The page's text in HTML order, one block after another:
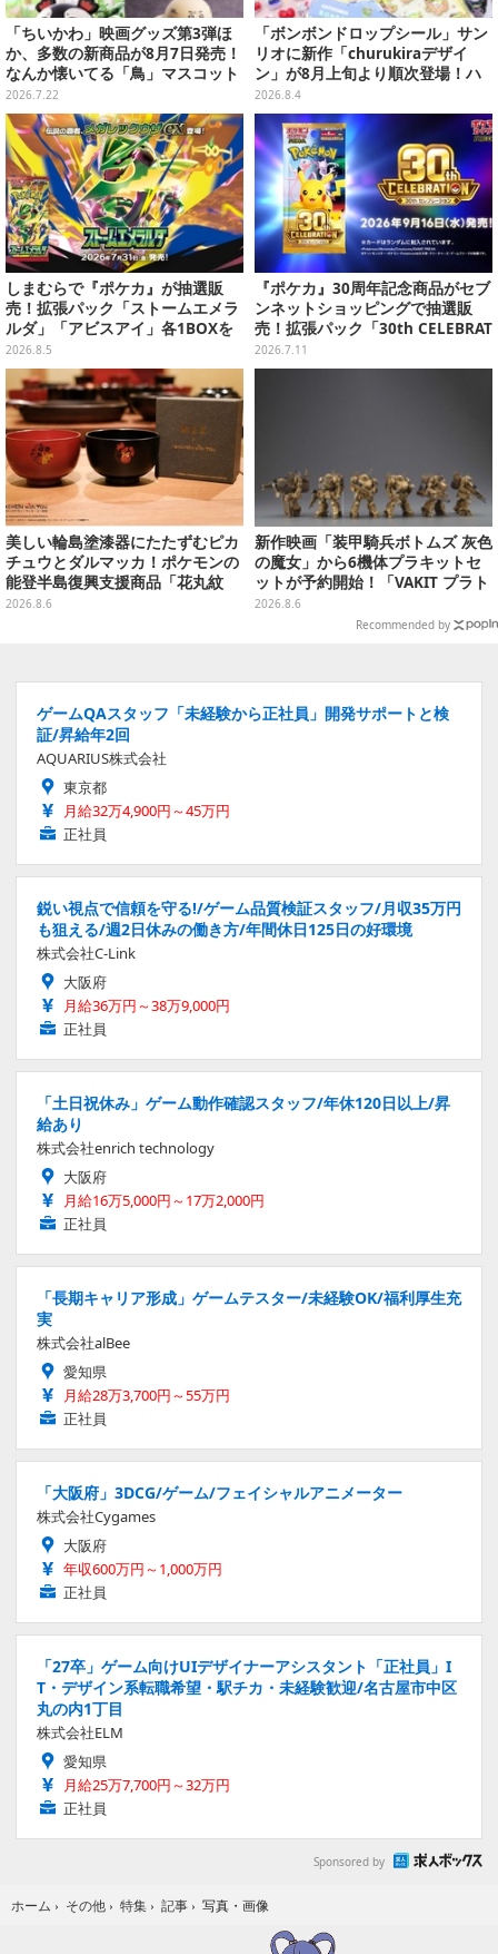
「ちいかわ」映画グッズ第3弾ほ
か、多数の新商品が8月7日発売！
なんか懐いてる「鳥」マスコット
や場面写アイテムなど必見のライ
ンナップ
2026.7.22
「ボンボンドロップシール」サン
リオに新作「churukiraデザイ
ン」が8月上旬より順次登場！ハ
ローキティ、はぴだんぶいなど全
8種類
2026.8.4
しまむらで『ポケカ』が抽選販
売！拡張パック「ストームエメラ
ルダ」「アビスアイ」各1BOXを
ラインナップ
2026.8.5
『ポケカ』30周年記念商品がセブ
ンネットショッピングで抽選販
売！拡張パック「30th CELEBRAT
ION」と「エーフィ・ブラッキー
セット」が対象
2026.7.11
美しい輪島塗漆器にたたずむピカ
チュウとダルマッカ！ポケモンの
能登半島復興支援商品「花丸紋
椀」が8月8日発売
2026.8.6
新作映画「装甲騎兵ボトムズ 灰色
の魔女」から6機体プラキットセ
ットが予約開始！「VAKIT プラト
ーン」第1弾、各部関節可動仕様
2026.8.6
Recommended by
ゲームQAスタッフ「未経験から正社員」開発サポートと検
証/昇給年2回
AQUARIUS株式会社
東京都
月給32万4,900円～45万円
正社員
鋭い視点で信頼を守る!/ゲーム品質検証スタッフ/月収35万円
も狙える/週2日休みの働き方/年間休日125日の好環境
株式会社C-Link
大阪府
月給36万円～38万9,000円
正社員
「土日祝休み」ゲーム動作確認スタッフ/年休120日以上/昇
給あり
株式会社enrich technology
大阪府
月給16万5,000円～17万2,000円
正社員
「長期キャリア形成」ゲームテスター/未経験OK/福利厚生充
実
株式会社alBee
愛知県
月給28万3,700円～55万円
正社員
「大阪府」3DCG/ゲーム/フェイシャルアニメーター
株式会社Cygames
大阪府
年収600万円～1,000万円
正社員
「27卒」ゲーム向けUIデザイナーアシスタント「正社員」I
T・デザイン系転職希望・駅チカ・未経験歓迎/名古屋市中区
丸の内1丁目
株式会社ELM
愛知県
月給25万7,700円～32万円
正社員
Sponsored by
ホーム › その他 › 特集 › 記事 › 写真・画像